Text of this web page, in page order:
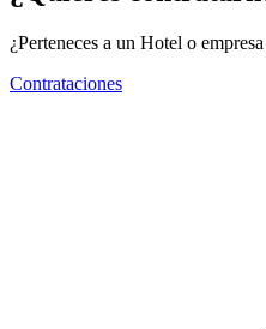
¿Perteneces a un Hotel o
Contrataciones